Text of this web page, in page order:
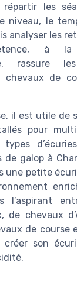
répartir les
niveau, le
analyser les
à
rassure
chevaux de
il est utile de
pour
de galop à
une petite
l’aspirant
de chevaux
de course
son